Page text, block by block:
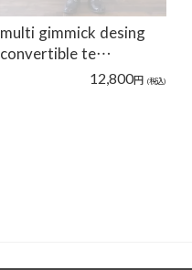
multi gimmick desing
convertible te…
12,800円 (税込)